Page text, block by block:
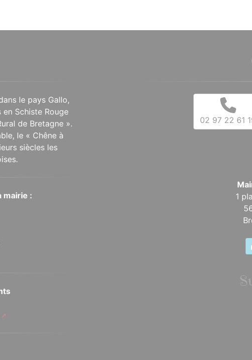
le pays Gallo,
en Schiste Rouge
de Bretagne ».
le « Chêne à
siècles les
mairie :
02 97 22 61
1